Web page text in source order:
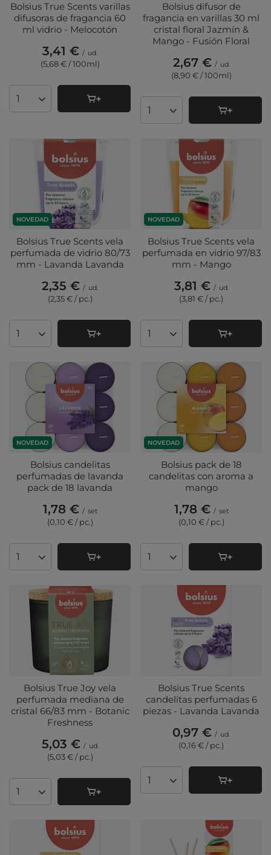
Bolsius True Scents varillas
difusoras de fragancia 60
ml vidrio - Melocotón
3,41 € / ud.
(5,68 € / 100ml)
Cantidad de productos
Bolsius difusor de
fragancia en varillas 30 ml
cristal floral Jazmín &
Mango - Fusión Floral
2,67 € / ud.
(8,90 € / 100ml)
Cantidad de productos
NOVEDAD
Bolsius True Scents vela
perfumada de vidrio 80/73
mm - Lavanda Lavanda
2,35 € / ud.
(2,35 € / pc.)
Cantidad de productos
NOVEDAD
Bolsius True Scents vela
perfumada en vidrio 97/83
mm - Mango
3,81 € / ud.
(3,81 € / pc.)
Cantidad de productos
NOVEDAD
Bolsius candelitas
perfumadas de lavanda
pack de 18 lavanda
1,78 € / set
(0,10 € / pc.)
Cantidad de productos
NOVEDAD
Bolsius pack de 18
candelitas con aroma a
mango
1,78 € / set
(0,10 € / pc.)
Cantidad de productos
Bolsius True Joy vela
perfumada mediana de
cristal 66/83 mm - Botanic
Freshness
5,03 € / ud.
(5,03 € / pc.)
Cantidad de productos
Bolsius True Scents
candelitas perfumadas 6
piezas - Lavanda Lavanda
0,97 € / ud.
(0,16 € / pc.)
Cantidad de productos